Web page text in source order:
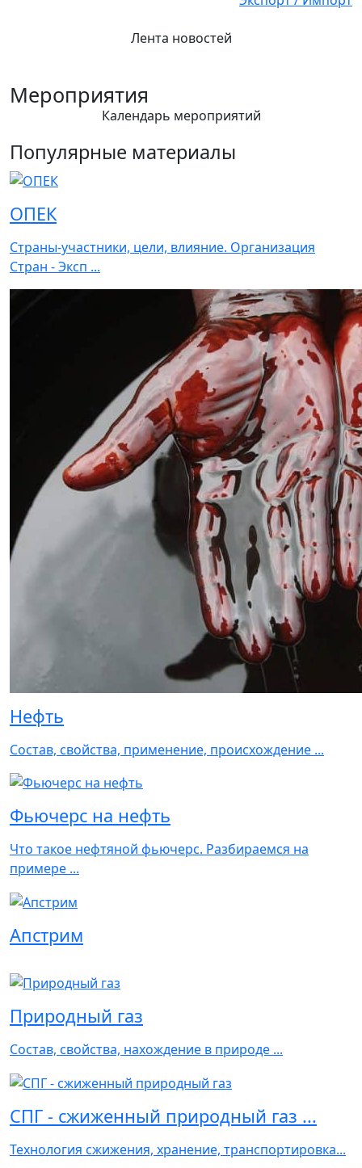
Лента новостей
Мероприятия
Календарь мероприятий
Популярные материалы
ОПЕК
Страны-участники, цели, влияние. Организация
Стран - Эксп ...
Нефть
Состав, свойства, применение, происхождение ...
Фьючерс на нефть
Что такое нефтяной фьючерс. Разбираемся на
примере ...
Апстрим
Природный газ
Состав, свойства, нахождение в природе ...
СПГ - сжиженный природный газ ...
Технология сжижения, хранение, транспортировка...